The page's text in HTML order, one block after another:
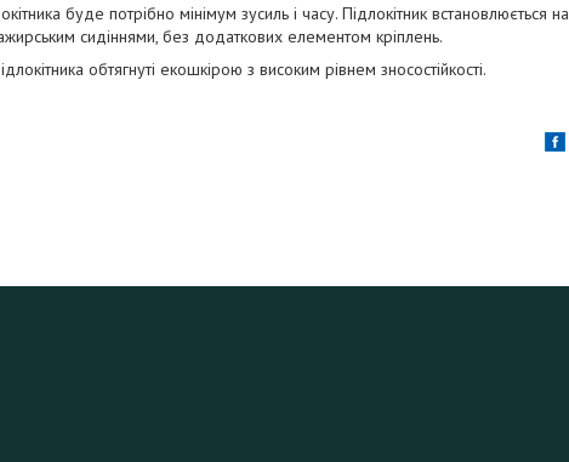
буде потрібно мінімум зусиль і часу. Підлокітник встановлюється на
сидіннями, без додаткових елементом кріплень.
обтягнуті екошкірою з високим рівнем зносостійкості.